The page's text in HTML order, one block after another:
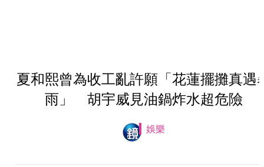
夏和熙曾為收工亂許願「花蓮擺攤真遇
雨」 胡宇威見油鍋炸水超危險
娛樂